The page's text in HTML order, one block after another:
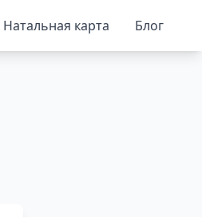
Натальная карта Блог